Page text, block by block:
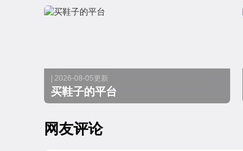
| 2026-08-05更新
买鞋子的平台
网友评论